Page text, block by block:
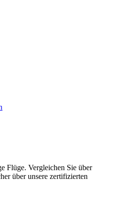
Flüge. Vergleichen Sie über
über unsere zertifizierten